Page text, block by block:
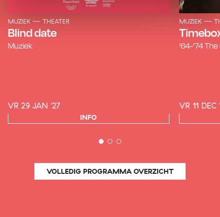
MUZIEK THEATER
Blind date
Muziek
VR 29 JAN '27
INFO
MUZIEK
‘64-‘74
VR 11 DEC
VOLLEDIG PROGRAMMA OVERZICHT